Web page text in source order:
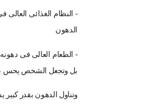
- النظام الغذائى
الدهون
- الطعام العالى فى
بل وتجعل الشخص يحس
وتناول الدهون بقدر